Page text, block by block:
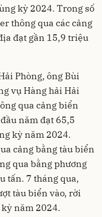
kỳ 2024. Trong số
thông qua các cảng
đạt gần 15,9 triệu
Phòng, ông Bùi
vụ Hàng hải Hải
qua cảng biển
năm đạt 65,5
kỳ năm 2024.
cảng bằng tàu biển
qua bằng phương
tấn. 7 tháng qua,
tàu biển vào, rời
năm 2024.